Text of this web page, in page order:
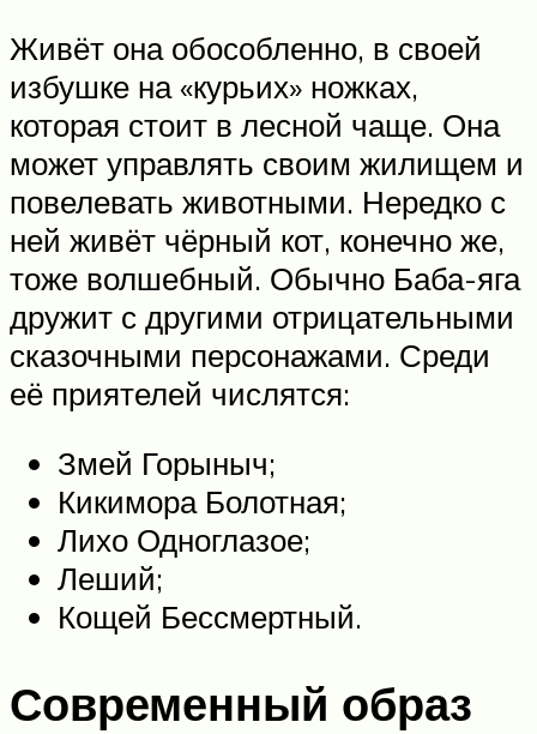
Живёт она обособленно, в своей
избушке на «курьих» ножках,
которая стоит в лесной чаще. Она
может управлять своим жилищем и
повелевать животными. Нередко с
ней живёт чёрный кот, конечно же,
тоже волшебный. Обычно Баба-яга
дружит с другими отрицательными
сказочными персонажами. Среди
её приятелей числятся:
Змей Горыныч;
Кикимора Болотная;
Лихо Одноглазое;
Леший;
Кощей Бессмертный.
Современный образ